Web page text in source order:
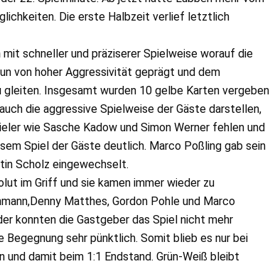
Die erste Halbzeit verlief letztlich
schneller und präziserer Spielweise worauf die
von hoher Aggressivität geprägt und dem
Insgesamt wurden 10 gelbe Karten vergeben
die aggressive Spielweise der Gäste darstellen,
wie Sasche Kadow und Simon Werner fehlen und
Spiel der Gäste deutlich. Marco Poßling gab sein
Scholz eingewechselt.
im Griff und sie kamen immer wieder zu
Matthes, Gordon Pohle und Marco
konnten die Gastgeber das Spiel nicht mehr
sehr pünktlich. Somit blieb es nur bei
damit beim 1:1 Endstand. Grün-Weiß bleibt